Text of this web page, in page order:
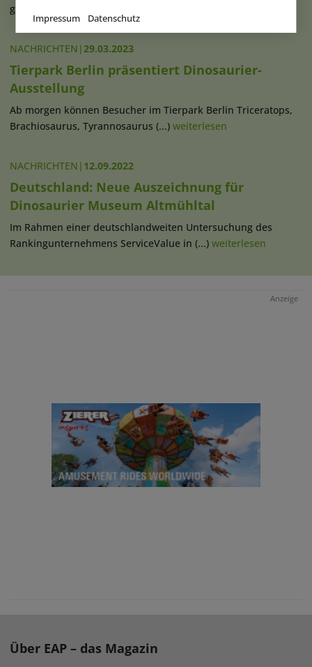
Impressum Datenschutz
geführte Dinosaurier-Park (...)
NACHRICHTEN |29.03.2023
Tierpark Berlin präsentiert Dinosaurier-
Ausstellung
Ab morgen können Besucher im Tierpark Berlin Triceratops,
Brachiosaurus, Tyrannosaurus (...) weiterlesen
NACHRICHTEN | 12.09.2022
Deutschland: Neue Auszeichnung für
Dinosaurier Museum Altmühltal
Im Rahmen einer deutschlandweiten Untersuchung des
Rankingunternehmens ServiceValue in (...) weiterlesen
Anzeige
Über EAP – das Magazin